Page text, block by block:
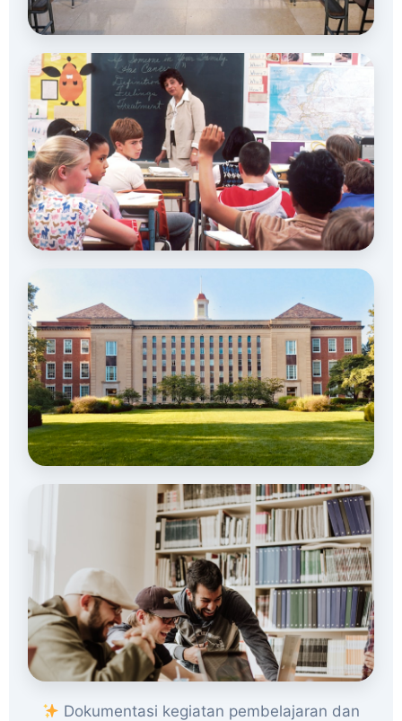
Dokumentasi kegiatan pembelajaran dan